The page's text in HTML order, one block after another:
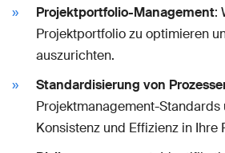
Projektportfolio-Management:
Projektportfolio zu optimieren
auszurichten.
Standardisierung von
Projektmanagement-Standards
Konsistenz und Effizienz in Ihre